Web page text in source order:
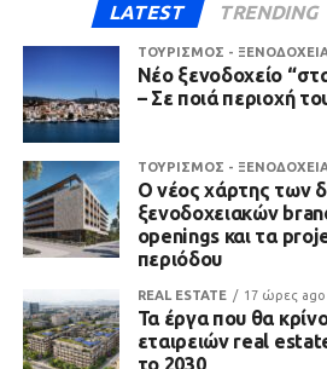
LATEST TRENDING
ΤΟΥΡΙΣΜΟΣ -
Νέο ξενοδοχείο
– Σε ποιά περιοχή
ΤΟΥΡΙΣΜΟΣ -
Ο νέος χάρτης των
ξενοδοχειακών
openings και τα
περιόδου
REAL ESTATE 17 ώρες ago
Τα έργα που θα
εταιρειών real
το 2030